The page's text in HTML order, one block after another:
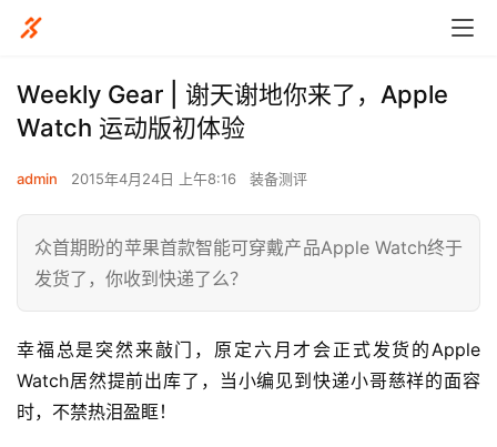
Weekly Gear | 谢天谢地你来了，Apple
Watch 运动版初体验
admin 2015年4月24日 上午8:16 装备测评
众首期盼的苹果首款智能可穿戴产品Apple Watch终于
发货了，你收到快递了么？
幸福总是突然来敲门，原定六月才会正式发货的Apple
Watch居然提前出库了，当小编见到快递小哥慈祥的面容
时，不禁热泪盈眶！